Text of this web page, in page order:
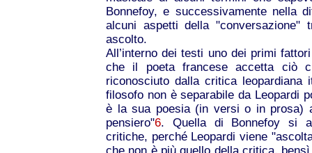
Bonnefoy, e successivamente nella
alcuni aspetti della
ascolto.
All’interno dei testi uno dei primi
che il poeta francese accetta ciò
riconosciuto dalla critica
filosofo non è separabile da Leopardi
è la sua poesia (in versi o in prosa)
pensiero"6. Quella di Bonnefoy si
critiche, perché Leopardi viene